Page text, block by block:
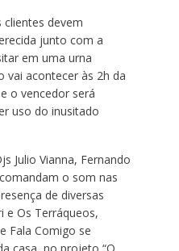
clientes devem
junto com a
em uma urna
vai acontecer às 2h da
o vencedor será
uso do inusitado
Julio Vianna, Fernando
o som nas
de diversas
e Os Terráqueos,
Fala Comigo se